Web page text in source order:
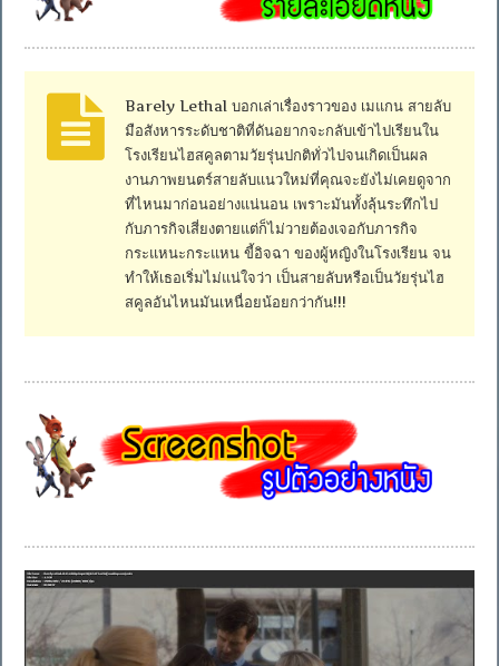
Barely Lethal บอกเล่าเรื่องราวของ เมแกน สายลับ
มือสังหารระดับชาติที่ดันอยากจะกลับเข้าไปเรียนใน
โรงเรียนไฮสคูลตามวัยรุ่นปกติทั่วไปจนเกิดเป็นผล
งานภาพยนตร์สายลับแนวใหม่ที่คุณจะยังไม่เคยดูจาก
ที่ไหนมาก่อนอย่างแน่นอน เพราะมันทั้งลุ้นระทึกไป
กับภารกิจเสี่ยงตายแต่ก็ไม่วายต้องเจอกับภารกิจ
กระแหนะกระแหน ขี้อิจฉา ของผู้หญิงในโรงเรียน จน
ทำให้เธอเริ่มไม่แน่ใจว่า เป็นสายลับหรือเป็นวัยรุ่นไฮ
สคูลอันไหนมันเหนื่อยน้อยกว่ากัน!!!